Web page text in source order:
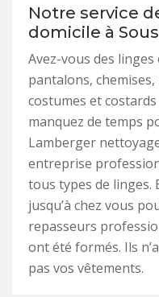
Notre service
domicile à
Avez-vous des
pantalons,
costumes et
manquez de temps
Lamberger
entreprise
tous types de linges.
jusqu’à chez vous
repasseurs
ont été formés. Ils
pas vos vêtements.